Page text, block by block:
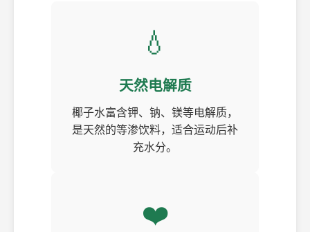
💧
天然电解质
椰子水富含钾、钠、镁等电解质，
是天然的等渗饮料，适合运动后补
充水分。
❤️